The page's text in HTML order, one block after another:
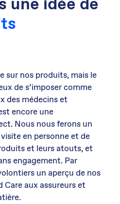
une idée de
sur nos produits, mais le
de s’imposer comme
des médecins et
encore une
Nous nous ferons un
en personne et de
et leurs atouts, et
engagement. Par
un aperçu de nos
aux assureurs et